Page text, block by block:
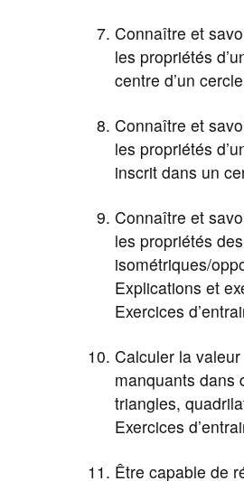
Connaître et
les propriétés
centre d’un
Connaître et
les propriétés
inscrit dans un
Connaître et
les propriétés
isométriques/
Explications et
Exercices
Calculer la valeur
manquants dans
triangles,
Exercices
Être capable de